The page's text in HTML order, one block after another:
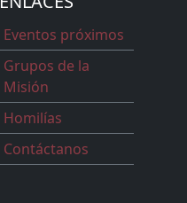
Eventos próximos
Grupos de la
Misión
Homilías
Contáctanos